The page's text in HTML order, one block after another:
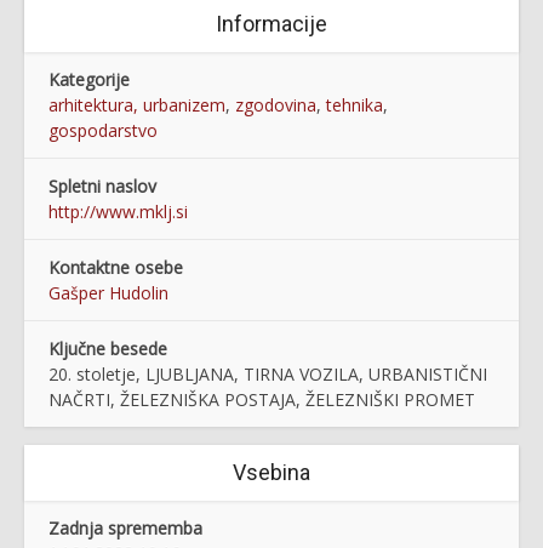
Informacije
Kategorije
arhitektura, urbanizem, zgodovina,tehnika,
gospodarstvo
Spletni naslov
http://www.mklj.si
Kontaktne osebe
Gašper Hudolin
Ključne besede
20. stoletje, LJUBLJANA, TIRNA VOZILA, URBANISTIČNI
NAČRTI, ŽELEZNIŠKA POSTAJA, ŽELEZNIŠKI PROMET
Vsebina
Zadnja sprememba